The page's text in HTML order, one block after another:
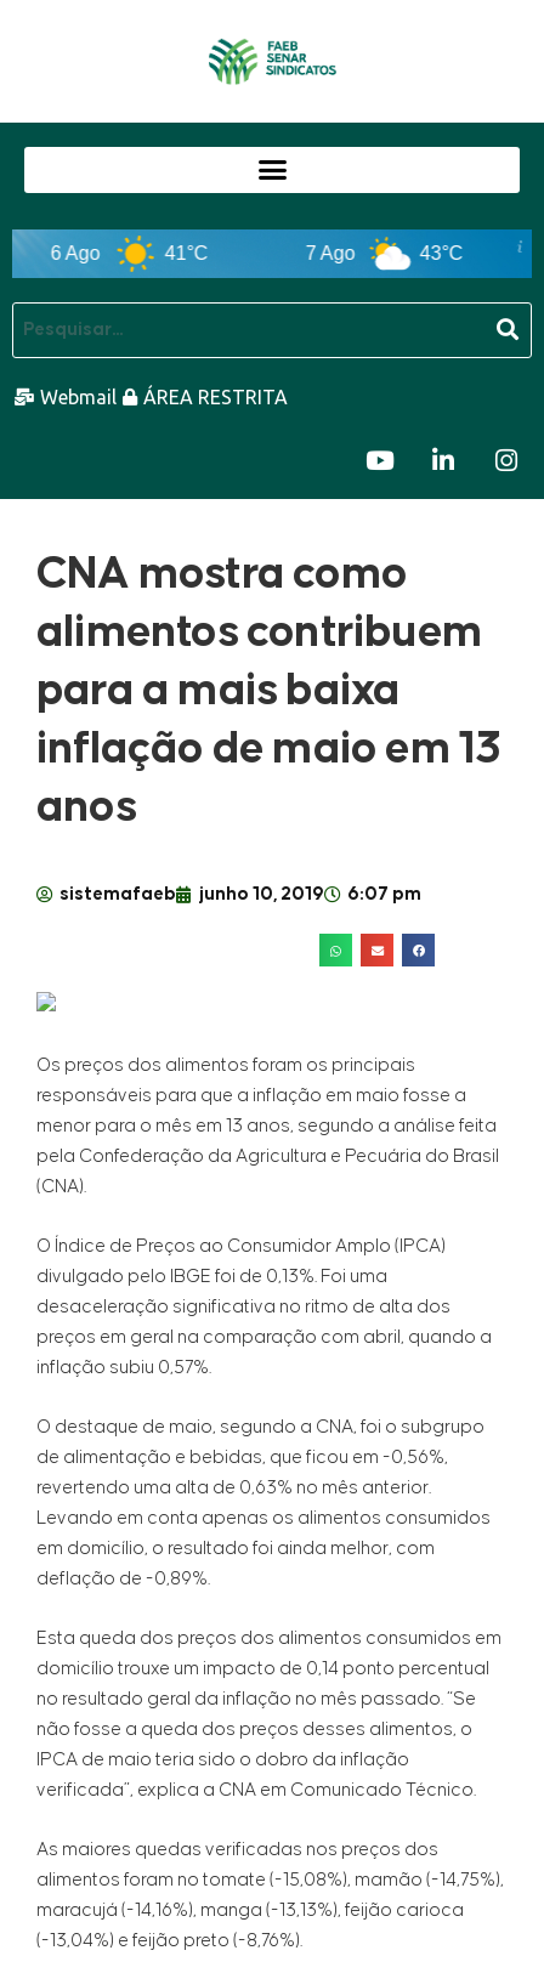
6 Ago 41°C 7 Ago 43°C
Webmail ÁREA RESTRITA
CNA mostra como
alimentos contribuem
para a mais baixa
inflação de maio em 13
anos
sistemafaeb junho 10, 2019 6:07 pm
Os preços dos alimentos foram os principais
responsáveis para que a inflação em maio fosse a
menor para o mês em 13 anos, segundo a análise feita
pela Confederação da Agricultura e Pecuária do Brasil
(CNA).
O Índice de Preços ao Consumidor Amplo (IPCA)
divulgado pelo IBGE foi de 0,13%. Foi uma
desaceleração significativa no ritmo de alta dos
preços em geral na comparação com abril, quando a
inflação subiu 0,57%.
O destaque de maio, segundo a CNA, foi o subgrupo
de alimentação e bebidas, que ficou em -0,56%,
revertendo uma alta de 0,63% no mês anterior.
Levando em conta apenas os alimentos consumidos
em domicílio, o resultado foi ainda melhor, com
deflação de -0,89%.
Esta queda dos preços dos alimentos consumidos em
domicílio trouxe um impacto de 0,14 ponto percentual
no resultado geral da inflação no mês passado. “Se
não fosse a queda dos preços desses alimentos, o
IPCA de maio teria sido o dobro da inflação
verificada”, explica a CNA em Comunicado Técnico.
As maiores quedas verificadas nos preços dos
alimentos foram no tomate (-15,08%), mamão (-14,75%),
maracujá (-14,16%), manga (-13,13%), feijão carioca
(-13,04%) e feijão preto (-8,76%).